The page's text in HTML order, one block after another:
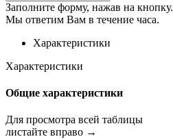
Заполните форму, нажав на кнопку.
Мы ответим Вам в течение часа.
Характеристики
Характеристики
Общие характеристики
Для просмотра всей таблицы
листайте вправо →